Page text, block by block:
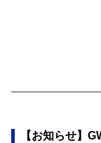
【お知らせ】